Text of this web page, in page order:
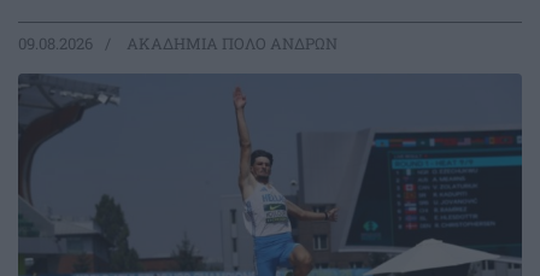
09.08.2026 ΑΚΑΔΗΜΙΑ ΠΟΛΟ ΑΝΔΡΩΝ